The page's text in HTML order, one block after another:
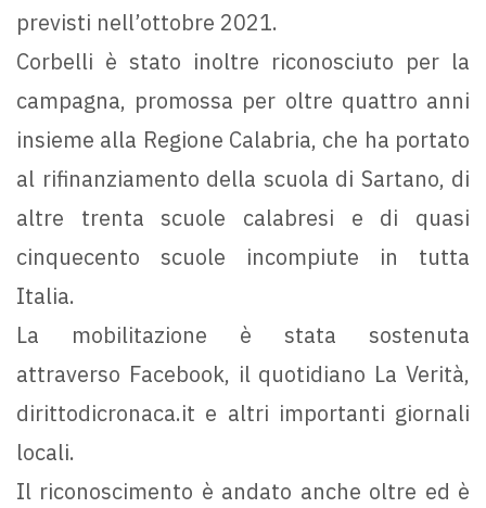
previsti nell’ottobre 2021.
Corbelli è stato inoltre riconosciuto per la
campagna, promossa per oltre quattro anni
insieme alla Regione Calabria, che ha portato
al rifinanziamento della scuola di Sartano, di
altre trenta scuole calabresi e di quasi
cinquecento scuole incompiute in tutta
Italia.
La mobilitazione è stata sostenuta
attraverso Facebook, il quotidiano La Verità,
dirittodicronaca.it e altri importanti giornali
locali.
Il riconoscimento è andato anche oltre ed è